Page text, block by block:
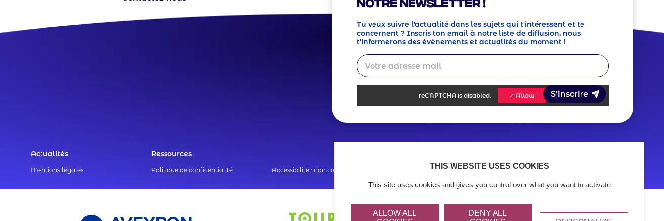
Tu veux suivre l'actualité dans les sujets qui t'intéressent et te
concernent ? Inscris ton email à notre liste de diffusion, nous
t'informerons des évènements et actualités du moment !
reCAPTCHA is disabled. ✓ Allow
Footer
Menu
Actualités Ressources
Legals
menu
Mentions légales Politique de confidentialité Accessibilité : non conforme
Logo Logo
THIS WEBSITE USES COOKIES
This site uses cookies and gives you control over what you want to activate
ALLOW ALL
DENY ALL